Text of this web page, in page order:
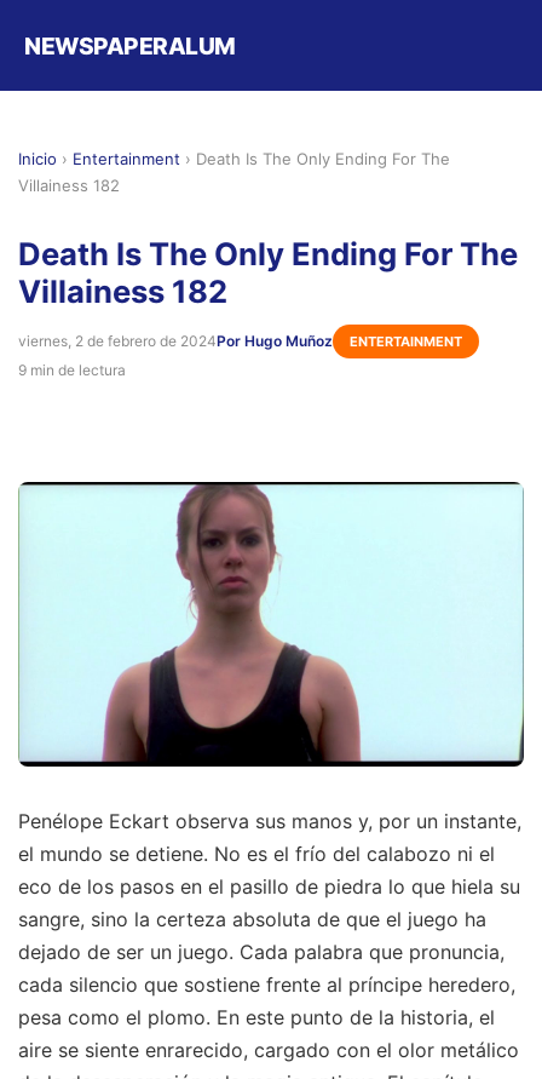
NEWSPAPERALUM
Inicio › Entertainment › Death Is The Only Ending For The
Villainess 182
Death Is The Only Ending For The
Villainess 182
viernes, 2 de febrero de 2024Por Hugo Muñoz ENTERTAINMENT
9 min de lectura
Penélope Eckart observa sus manos y, por un instante,
el mundo se detiene. No es el frío del calabozo ni el
eco de los pasos en el pasillo de piedra lo que hiela su
sangre, sino la certeza absoluta de que el juego ha
dejado de ser un juego. Cada palabra que pronuncia,
cada silencio que sostiene frente al príncipe heredero,
pesa como el plomo. En este punto de la historia, el
aire se siente enrarecido, cargado con el olor metálico